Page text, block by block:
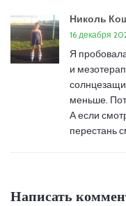
Николь
16 декабря
Я
и
меньше.
А если
перестань
Написать